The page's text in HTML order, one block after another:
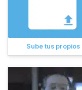
Sube tus propios